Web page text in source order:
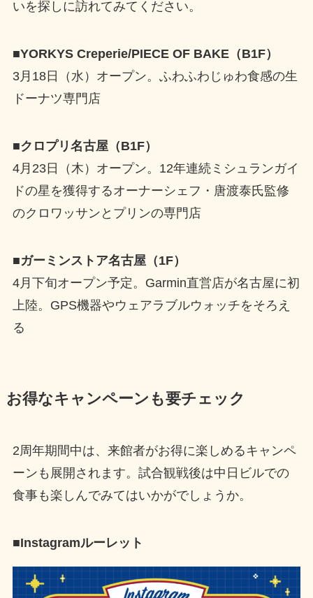
いを探しに訪れてみてください。
■YORKYS Creperie/PIECE OF BAKE（B1F）
3月18日（水）オープン。ふわふわじゅわ食感の生
ドーナツ専門店
■クロプリ名古屋（B1F）
4月23日（木）オープン。12年連続ミシュランガイ
ドの星を獲得するオーナーシェフ・唐渡泰氏監修
のクロワッサンとプリンの専門店
■ガーミンストア名古屋（1F）
4月下旬オープン予定。Garmin直営店が名古屋に初
上陸。GPS機器やウェアラブルウォッチをそろえ
る
お得なキャンペーンも要チェック
2周年期間中は、来館者がお得に楽しめるキャンペ
ーンも展開されます。試合観戦後は中日ビルでの
食事も楽しんでみてはいかがでしょうか。
■Instagramルーレット